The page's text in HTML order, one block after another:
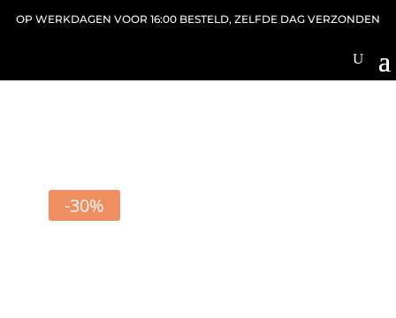
OP WERKDAGEN VOOR 16:00 BESTELD, ZELFDE DAG VERZONDEN
-30%